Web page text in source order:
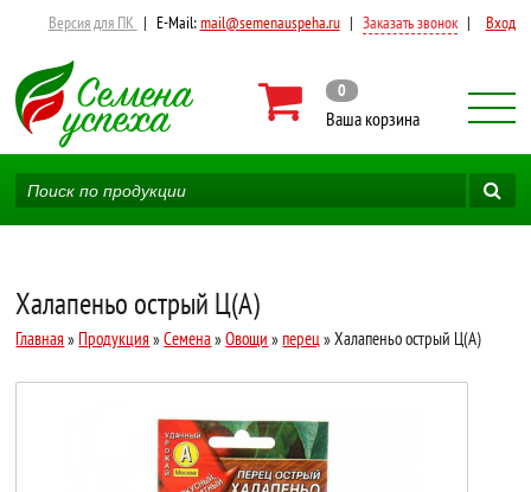
Версия для ПК | E-Mail:mail@semenauspeha.ru | Заказать звонок | Вход
0
Ваша корзина
Халапеньо острый Ц(А)
Главная » Продукция »Семена»Овощи »перец » Халапеньо острый Ц(А)